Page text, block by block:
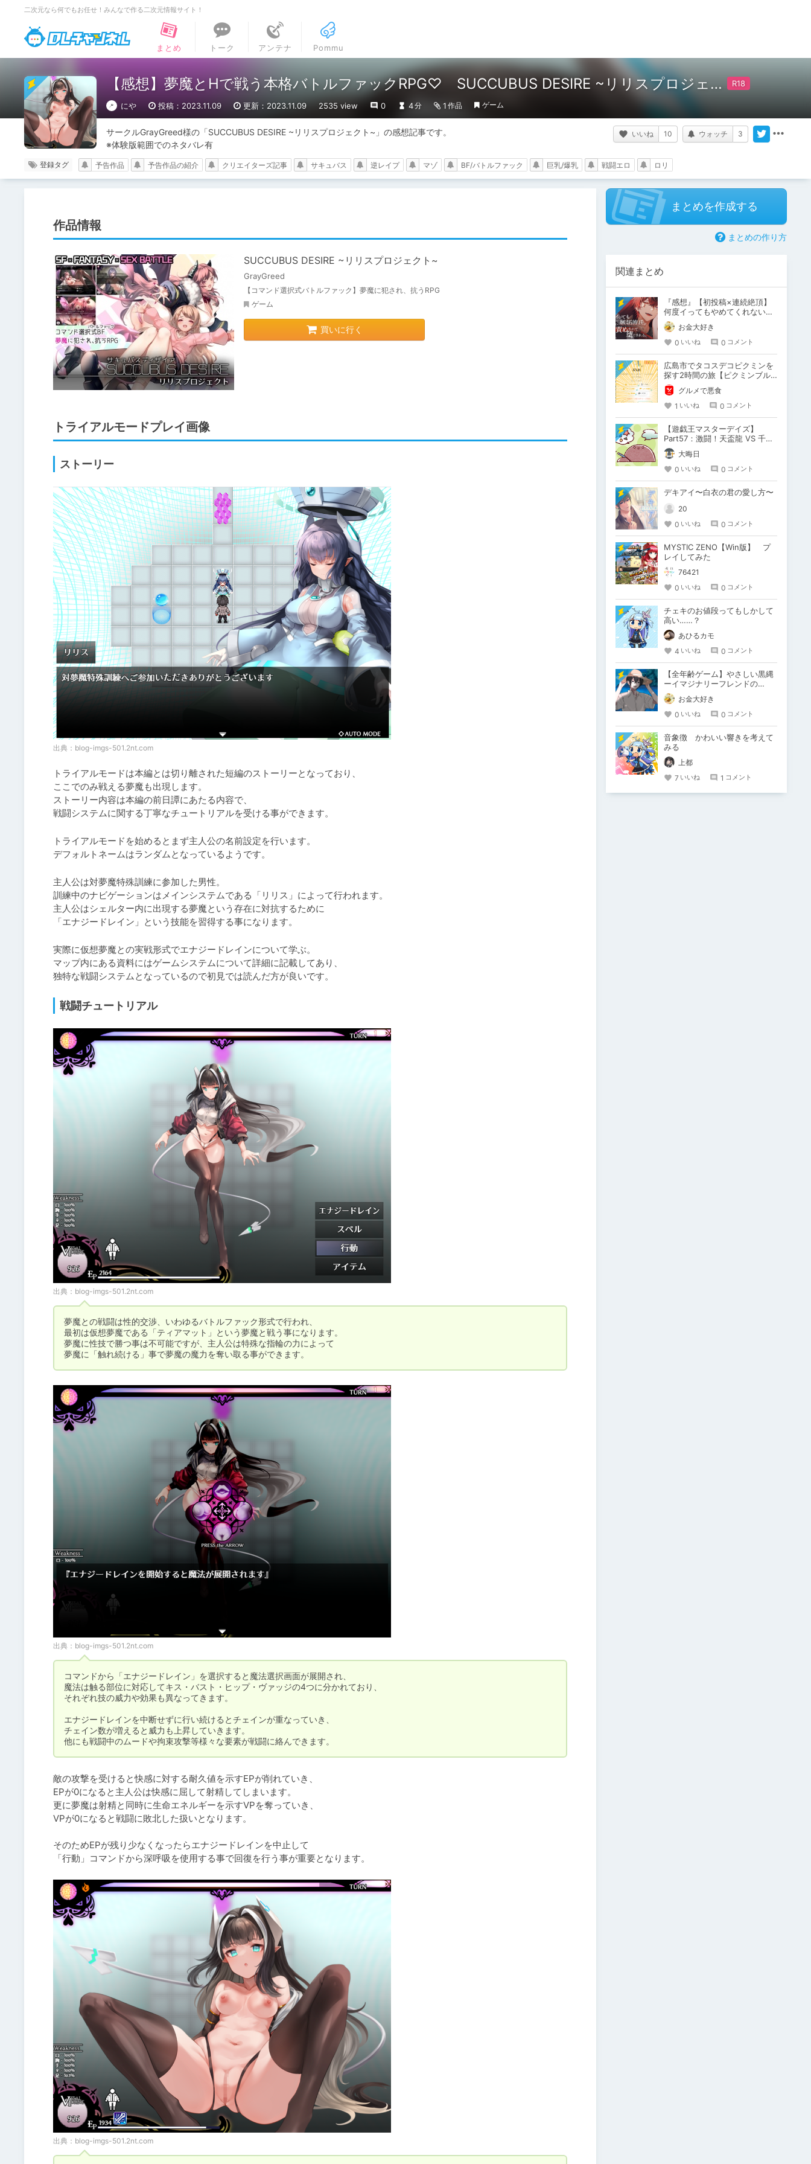
二次元なら何でもお任せ！みんなで作る二次元情報サイト！
DLチャンネル
まとめ
トーク アンテナ Pommu
【感想】夢魔とHで戦う本格バトルファックRPG♡ SUCCUBUS DESIRE ~リリスプロジェ…
にや 投稿：2023.11.09 更新：2023.11.09 2535 view 0 4分 1 作品 ゲーム
サークルGrayGreed様の「SUCCUBUS DESIRE ~リリスプロジェクト~」の感想記事です。
※体験版範囲でのネタバレ有
いいね 10 ウォッチ 3
登録タグ 予告作品 予告作品の紹介 クリエイターズ記事 サキュバス 逆レイプ マゾ BF/バトルファック 巨乳/爆乳 戦闘エロ ロリ
作品情報
SUCCUBUS DESIRE ~リリスプロジェクト~
GrayGreed
【コマンド選択式バトルファック】夢魔に犯され、抗うRPG
ゲーム
買いに行く
トライアルモードプレイ画像
ストーリー
出典： blog-imgs-501.2nt.com
トライアルモードは本編とは切り離された短編のストーリーとなっており、
ここでのみ戦える夢魔も出現します。
ストーリー内容は本編の前日譚にあたる内容で、
戦闘システムに関する丁寧なチュートリアルを受ける事ができます。
トライアルモードを始めるとまず主人公の名前設定を行います。
デフォルトネームはランダムとなっているようです。
主人公は対夢魔特殊訓練に参加した男性。
訓練中のナビゲーションはメインシステムである「リリス」によって行われます。
主人公はシェルター内に出現する夢魔という存在に対抗するために
「エナジードレイン」という技能を習得する事になります。
実際に仮想夢魔との実戦形式でエナジードレインについて学ぶ。
マップ内にある資料にはゲームシステムについて詳細に記載してあり、
独特な戦闘システムとなっているので初見では読んだ方が良いです。
戦闘チュートリアル
出典： blog-imgs-501.2nt.com
夢魔との戦闘は性的交渉、いわゆるバトルファック形式で行われ、
最初は仮想夢魔である「ティアマット」という夢魔と戦う事になります。
夢魔に性技で勝つ事は不可能ですが、主人公は特殊な指輪の力によって
夢魔に「触れ続ける」事で夢魔の魔力を奪い取る事ができます。
出典： blog-imgs-501.2nt.com
コマンドから「エナジードレイン」を選択すると魔法選択画面が展開され、
魔法は触る部位に対応してキス・バスト・ヒップ・ヴァッジの4つに分かれており、
それぞれ技の威力や効果も異なってきます。
エナジードレインを中断せずに行い続けるとチェインが重なっていき、
チェイン数が増えると威力も上昇していきます。
他にも戦闘中のムードや拘束攻撃等様々な要素が戦闘に絡んできます。
敵の攻撃を受けると快感に対する耐久値を示すEPが削れていき、
EPが0になると主人公は快感に屈して射精してしまいます。
更に夢魔は射精と同時に生命エネルギーを示すVPを奪っていき、
VPが0になると戦闘に敗北した扱いとなります。
そのためEPが残り少なくなったらエナジードレインを中止して
「行動」コマンドから深呼吸を使用する事で回復を行う事が重要となります。
出典： blog-imgs-501.2nt.com
まとめを作成する
まとめの作り方
関連まとめ
『感想』【初投稿×連続絶頂】
何度イってもやめてくれない嫉
妬彼氏に激責めされて堕とされ
る。お金大好き
0 いいね 0 コメント
広島市でタコスデコピクミンを
探す2時間の旅【ピクミンブル
ーム / Pikmin Bloom】
グルメで悪食
1 いいね 0 コメント
【遊戯王マスターデイズ】
Part57：激闘！天盃龍 VS 千年
D【架空デュエル】
大晦日
0 いいね 0 コメント
デキアイ〜白衣の君の愛し方〜
20
0 いいね 0 コメント
MYSTIC ZENO【Win版】 プ
レイしてみた
76421
0 いいね 0 コメント
チェキのお値段ってもしかして
高い……？
あひるカモ
4 いいね 0 コメント
【全年齢ゲーム】やさしい黒縄
ーイマジナリーフレンドの
「彼」と過ごすおぼんやすみー
お金大好き
0 いいね 0 コメント
音象徴 かわいい響きを考えて
みる
上都
7 いいね 1 コメント